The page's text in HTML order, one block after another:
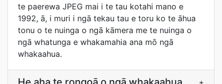
te paerewa JPEG mai i te tau kotahi mano e
1992, ā, i muri i ngā tekau tau e toru ko te āhua
tonu o te nuinga o ngā kāmera me te nuinga o
ngā whatunga e whakamahia ana mō ngā
whakaahua.
+